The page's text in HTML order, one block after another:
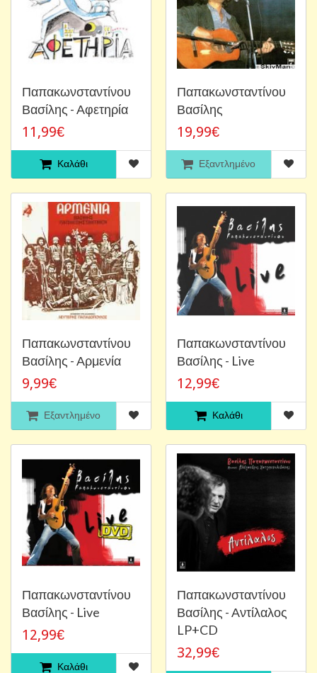
Παπακωνσταντίνου
Βασίλης - Αφετηρία
11,99€
Καλάθι
Παπακωνσταντίνου
Βασίλης
19,99€
Εξαντλημένο
Παπακωνσταντίνου
Βασίλης - Αρμενία
9,99€
Εξαντλημένο
Παπακωνσταντίνου
Βασίλης - Live
12,99€
Καλάθι
Παπακωνσταντίνου
Βασίλης - Live
12,99€
Καλάθι
Παπακωνσταντίνου
Βασίλης - Αντίλαλος
LP+CD
32,99€